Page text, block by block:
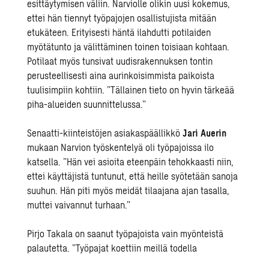
esittäytymisen väliin. Narviolle olikin uusi kokemus,
ettei hän tiennyt työpajojen osallistujista mitään
etukäteen. Erityisesti häntä ilahdutti potilaiden
myötätunto ja välittäminen toinen toisiaan kohtaan.
Potilaat myös tunsivat uudisrakennuksen tontin
perusteellisesti aina aurinkoisimmista paikoista
tuulisimpiin kohtiin. ”Tällainen tieto on hyvin tärkeää
piha-alueiden suunnittelussa.”
Senaatti-kiinteistöjen asiakaspäällikköJari Auerin
mukaan Narvion työskentelyä oli työpajoissa ilo
katsella. ”Hän vei asioita eteenpäin tehokkaasti niin,
ettei käyttäjistä tuntunut, että heille syötetään sanoja
suuhun. Hän piti myös meidät tilaajana ajan tasalla,
muttei vaivannut turhaan.”
Pirjo Takala on saanut työpajoista vain myönteistä
palautetta. ”Työpajat koettiin meillä todella